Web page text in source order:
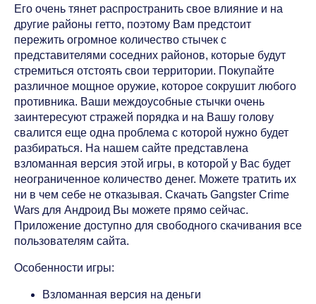
Его очень тянет распространить свое влияние и на
другие районы гетто, поэтому Вам предстоит
пережить огромное количество стычек с
представителями соседних районов, которые будут
стремиться отстоять свои территории. Покупайте
различное мощное оружие, которое сокрушит любого
противника. Ваши междоусобные стычки очень
заинтересуют стражей порядка и на Вашу голову
свалится еще одна проблема с которой нужно будет
разбираться. На нашем сайте представлена
взломанная версия этой игры, в которой у Вас будет
неограниченное количество денег. Можете тратить их
ни в чем себе не отказывая. Скачать Gangster Crime
Wars для Андроид Вы можете прямо сейчас.
Приложение доступно для свободного скачивания все
пользователям сайта.
Особенности игры:
Взломанная версия на деньги